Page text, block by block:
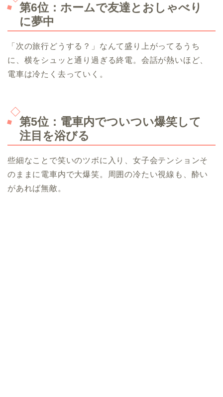
第6位：ホームで友達とおしゃべり
に夢中
「次の旅行どうする？」なんて盛り上がってるうち
に、横をシュッと通り過ぎる終電。会話が熱いほど、
電車は冷たく去っていく。
第5位：電車内でついつい爆笑して
注目を浴びる
些細なことで笑いのツボに入り、女子会テンションそ
のままに電車内で大爆笑。周囲の冷たい視線も、酔い
があれば無敵。